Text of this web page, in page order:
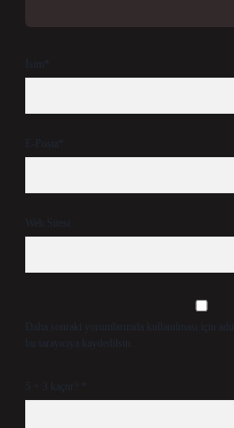
İsim*
E-Posta*
Web Sitesi
Daha sonraki yorumlarımda kullanılması için
bu tarayıcıya kaydedilsin.
5 + 3 kaçtır? *